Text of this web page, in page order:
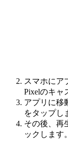
スマホにア
Pixelのキャ
アプリに移
をタップし
その後、再
ックします。